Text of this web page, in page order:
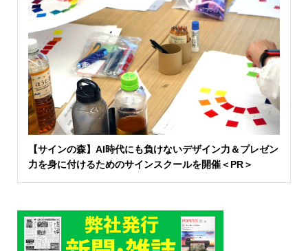
【サインの森】AI時代にも負けないデザイン力＆プレゼン
力を身に付けるためのサインスクールを開催＜PR＞